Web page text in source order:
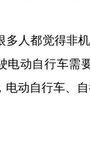
都觉得非机
电动自行车需
电动自行车、